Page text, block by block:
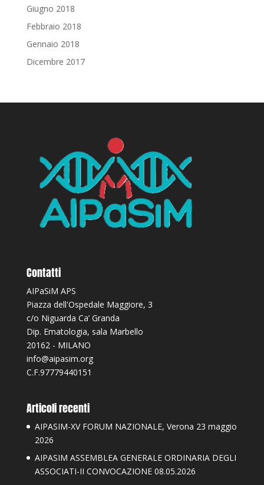
Giugno 2018
Febbraio 2018
Gennaio 2018
Dicembre 2017
Contatti
AIPaSiM APS
Piazza dell'Ospedale Maggiore, 3
c/o Niguarda Ca’ Granda
Dip. Ematologia, sala Marbello
20162 - MILANO
info@aipasim.org
C.F.97779440151
Articoli recenti
AIPASIM-XV FORUM NAZIONALE, Verona 23 maggio
2026
AIPASIM ASSEMBLEA GENERALE ORDINARIA DEGLI
ASSOCIATI-II CONVOCAZIONE 08.05.2026